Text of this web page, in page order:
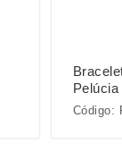
Pelúcia
Código: